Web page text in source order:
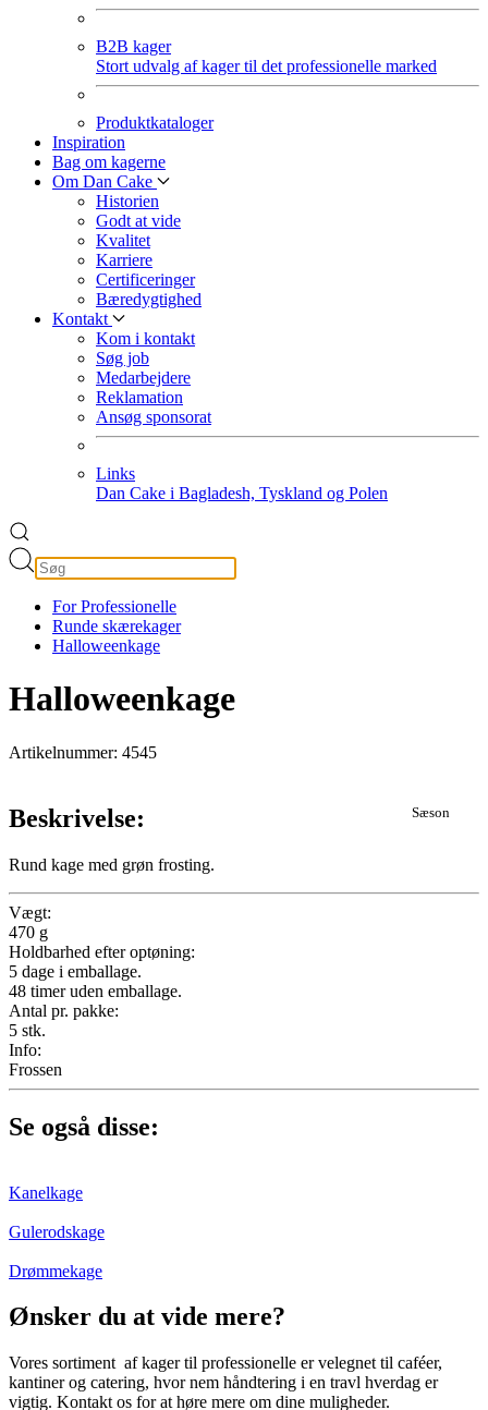
B2B kager
Stort udvalg af kager til det professionelle marked
Produktkataloger
Inspiration
Bag om kagerne
Om Dan Cake
Historien
Godt at vide
Kvalitet
Karriere
Certificeringer
Bæredygtighed
Kontakt
Kom i kontakt
Søg job
Medarbejdere
Reklamation
Ansøg sponsorat
Links
Dan Cake i Bagladesh, Tyskland og Polen
For Professionelle
Runde skærekager
Halloweenkage
Halloweenkage
Artikelnummer: 4545
Sæson
Beskrivelse:
Rund kage med grøn frosting.
Vægt:
470 g
Holdbarhed efter optøning:
5 dage i emballage.
48 timer uden emballage.
Antal pr. pakke:
5 stk.
Info:
Frossen
Se også disse:
Kanelkage
Gulerodskage
Drømmekage
Ønsker du at vide mere?
Vores sortiment af kager til professionelle er velegnet til caféer,
kantiner og catering, hvor nem håndtering i en travl hverdag er
vigtig. Kontakt os for at høre mere om dine muligheder.